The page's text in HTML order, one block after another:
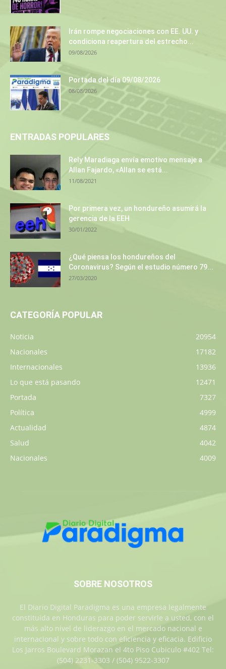
Irán rompe negociaciones con EE. UU. y
condiciona reapertura del estrecho...
09/08/2026
Portada del día 09/08/2026
08/08/2026
ENTRADAS POPULARES
Rely Maradiaga envía emotivo mensaje a
Allan Fajardo, «Allan se está...
11/08/2021
Por primera vez, un hondureño asumirá la
gerencia de la EEH
30/01/2022
¿Qué piensa los hondureños del
Coronavirus? Según el estudio número 79...
27/03/2020
CATEGORÍA POPULAR
Noticia
20954
Nacionales
17182
Internacionales
13936
Lo que está pasando
12471
Portada
7327
Política
4999
Actualidad
4874
Salud
4042
Nacionales
4009
SOBRE NOSOTROS
El Diario Digital Paradigma es una empresa legalmente
constituida en Honduras para poder servirle a usted, con el
más alto nivel de liderazgo en el mercado nacional e
internacional y sobre todo con eficiencia y eficacia. Edificio
Los Jarros Boulevard Morazan el 4to Piso Cubiculo #402 Tel:
(504) 2231-3303 / (504) 9522-3307